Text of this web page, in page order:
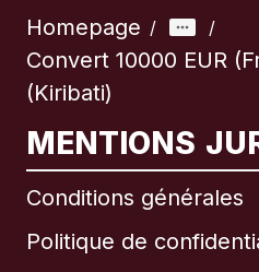
Homepage / /
Convert 10000 EUR
(Kiribati)
MENTIONS
Conditions générales
Politique de